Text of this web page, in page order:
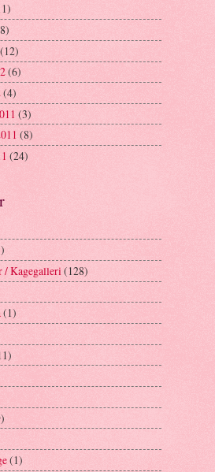
(6)
(4)
(3)
(8)
(24)
/ Kagegalleri(128)
(1)
(1)